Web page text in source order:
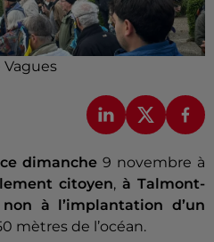
Vagues
dimanche 9 novembre à
citoyen, à Talmont-
non à l’implantation d’un
mètres de l’océan.